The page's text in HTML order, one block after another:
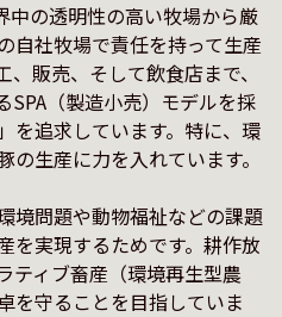
中の透明性の高い牧場から厳
自社牧場で責任を持って生産
販売、そして飲食店まで、
SPA（製造小売）モデルを採
を追求しています。特に、環
生産に力を入れています。
境問題や動物福祉などの課題
を実現するためです。耕作放
ティブ畜産（環境再生型農
を守ることを目指していま